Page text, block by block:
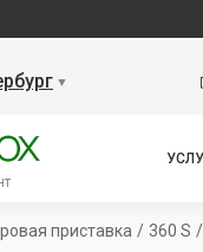
▼
приставка / 360 S /